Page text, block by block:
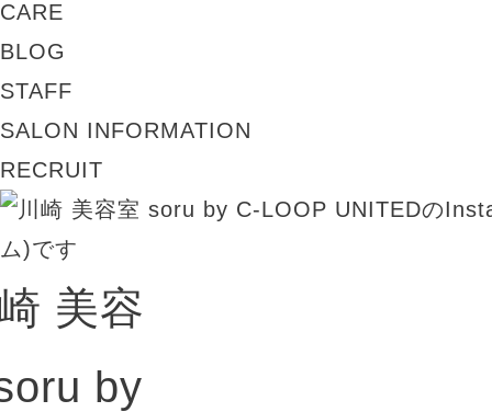
CARE
BLOG
STAFF
SALON INFORMATION
RECRUIT